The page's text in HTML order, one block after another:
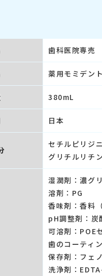
歯科医院専売
薬用モミデン
380mL
日本
セチルピリジ
グリチルリチ
湿潤剤：濃グ
溶剤：PG
香味剤：香料
pH調整剤：炭
可溶剤：POE
歯のコーティ
保存剤：フェ
洗浄剤：